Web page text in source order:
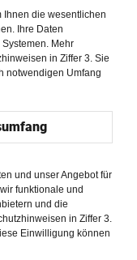
Ihnen die wesentlichen
Ihre Daten
Mehr
in Ziffer 3. Sie
notwendigen Umfang
und unser Angebot für
funktionale und
und die
in Ziffer 3.
Einwilligung können